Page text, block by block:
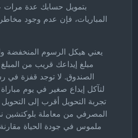
بتمويل حسابك عدة مرات
المباريات، فإن عدم وجود
يعني هيكل الرسوم المنخفضة
مبلغ إيداعك قريب من
الصندوق. لا توجد قفزة في
المصرفي من معاملة بلوكتشين
ملموس في جودة الحياة مقارنة